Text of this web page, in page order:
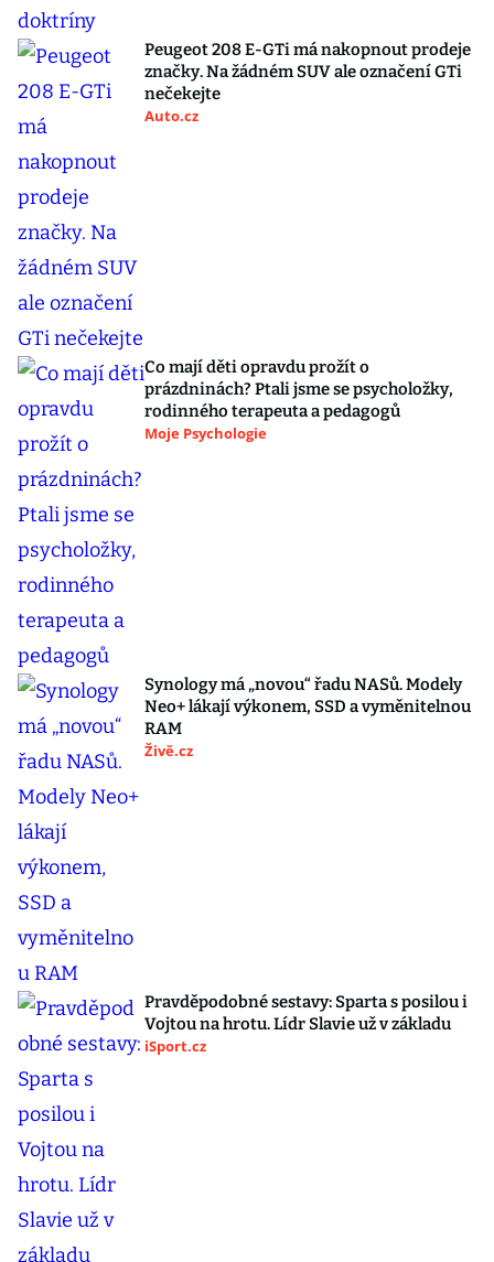
Peugeot 208 E-GTi má nakopnout prodeje
značky. Na žádném SUV ale označení GTi
nečekejte
Auto.cz
Co mají děti opravdu prožít o
prázdninách? Ptali jsme se psycholožky,
rodinného terapeuta a pedagogů
Moje Psychologie
Synology má „novou“ řadu NASů. Modely
Neo+ lákají výkonem, SSD a vyměnitelnou
RAM
Živě.cz
Pravděpodobné sestavy: Sparta s posilou i
Vojtou na hrotu. Lídr Slavie už v základu
iSport.cz